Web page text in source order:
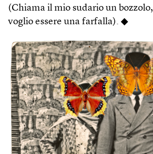
(Chiama il mio sudario un bozzolo,
voglio essere una farfalla). ◆